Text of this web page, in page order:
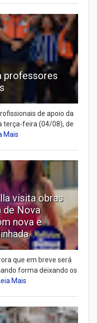
professores
de apoio da
terça-feira (04/08), de
Mais
visita obras
de Nova
nova e
que em breve será
forma deixando os
Mais